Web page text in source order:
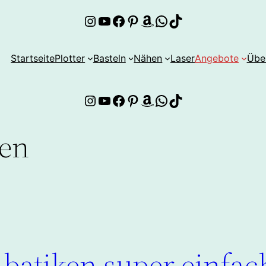
Instagram
YouTube
Facebook
Pinterest
Amazon
WhatsApp
TikTok
StartseitePlotter Basteln Nähen LaserAngebote
Instagram
YouTube
Facebook
Pinterest
Amazon
WhatsApp
TikTok